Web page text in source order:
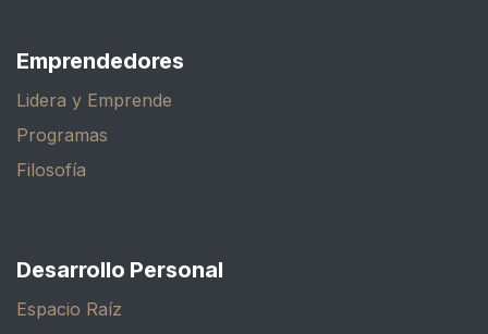
Emprendedores
Lidera y Emprende
Programas
Filosofía
Desarrollo Personal
Espacio Raíz